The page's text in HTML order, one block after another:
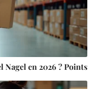
en 2026 ? Points